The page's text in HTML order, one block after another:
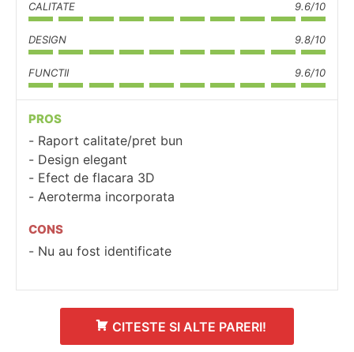
CALITATE 9.6/10
DESIGN 9.8/10
FUNCTII 9.6/10
PROS
Raport calitate/pret bun
Design elegant
Efect de flacara 3D
Aeroterma incorporata
CONS
Nu au fost identificate
CITESTE SI ALTE PARERI!